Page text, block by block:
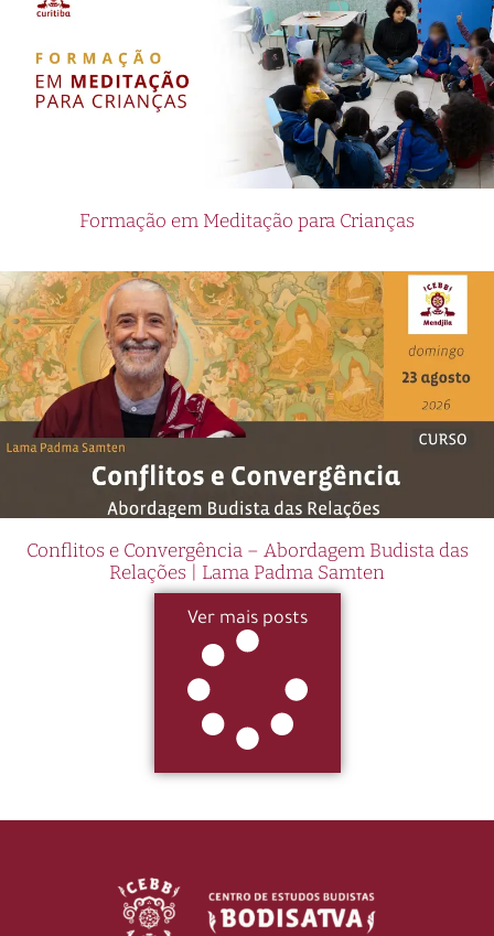
Formação em Meditação para Crianças
Conflitos e Convergência – Abordagem Budista das
Relações | Lama Padma Samten
Ver mais posts